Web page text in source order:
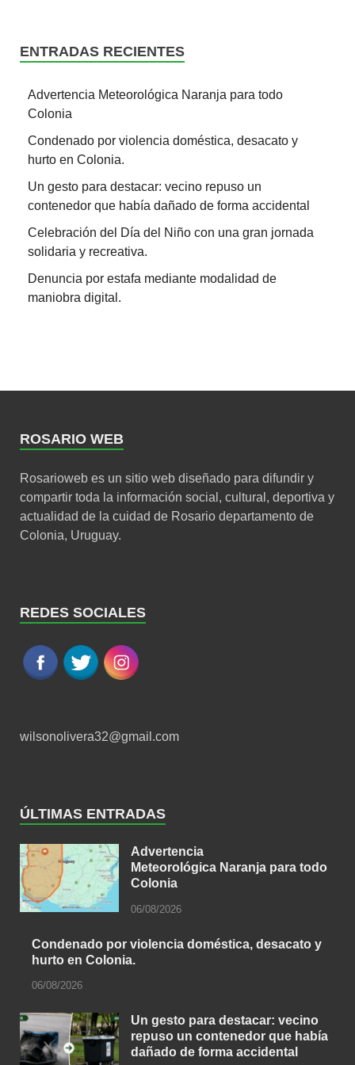
ENTRADAS RECIENTES
Advertencia Meteorológica Naranja para todo
Colonia
Condenado por violencia doméstica, desacato y
hurto en Colonia.
Un gesto para destacar: vecino repuso un
contenedor que había dañado de forma accidental
Celebración del Día del Niño con una gran jornada
solidaria y recreativa.
Denuncia por estafa mediante modalidad de
maniobra digital.
ROSARIO WEB
Rosarioweb es un sitio web diseñado para difundir y
compartir toda la información social, cultural, deportiva y
actualidad de la cuidad de Rosario departamento de
Colonia, Uruguay.
REDES SOCIALES
wilsonolivera32@gmail.com
ÚLTIMAS ENTRADAS
Advertencia
Meteorológica Naranja para todo
Colonia
06/08/2026
Condenado por violencia doméstica, desacato y
hurto en Colonia.
06/08/2026
Un gesto para destacar: vecino
repuso un contenedor que había
dañado de forma accidental